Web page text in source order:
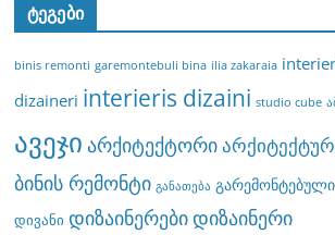
ტეგები
binis remonti garemontebuli bina ilia zakaraia
dizaineri interieris dizaini studio cube
ავეჯი არქიტექტორი
ბინის რემონტი განათება გარემონტებული
დივანი დიზაინერებიდიზაინერი